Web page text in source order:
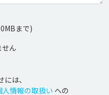
まで)
ん
は、
人情報の取扱い への